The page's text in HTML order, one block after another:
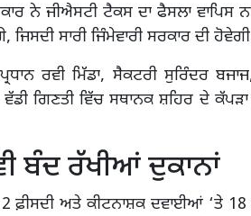
ਨੇ ਜੀਐਸਟੀ ਟੈਕਸ ਦਾ ਫੈਸਲਾ ਵਾਪਿਸ
ਸਾਰੀ ਜਿੰਮੇਵਾਰੀ ਸਰਕਾਰ ਦੀ
ਰਵੀ ਮਿੱਡਾ, ਸੈਕਟਰੀ ਸੁਰਿੰਦਰ
ਗਿਣਤੀ ਵਿੱਚ ਸਥਾਨਕ ਸ਼ਹਿਰ ਦੇ ਕੱਪੜਾ
ਬੰਦ ਰੱਖੀਆਂ ਦੁਕਾਨਾਂ
ਫ਼ੀਸਦੀ ਅਤੇ ਕੀਟਨਾਸ਼ਕ ਦਵਾਈਆਂ ‘ਤੇ 18